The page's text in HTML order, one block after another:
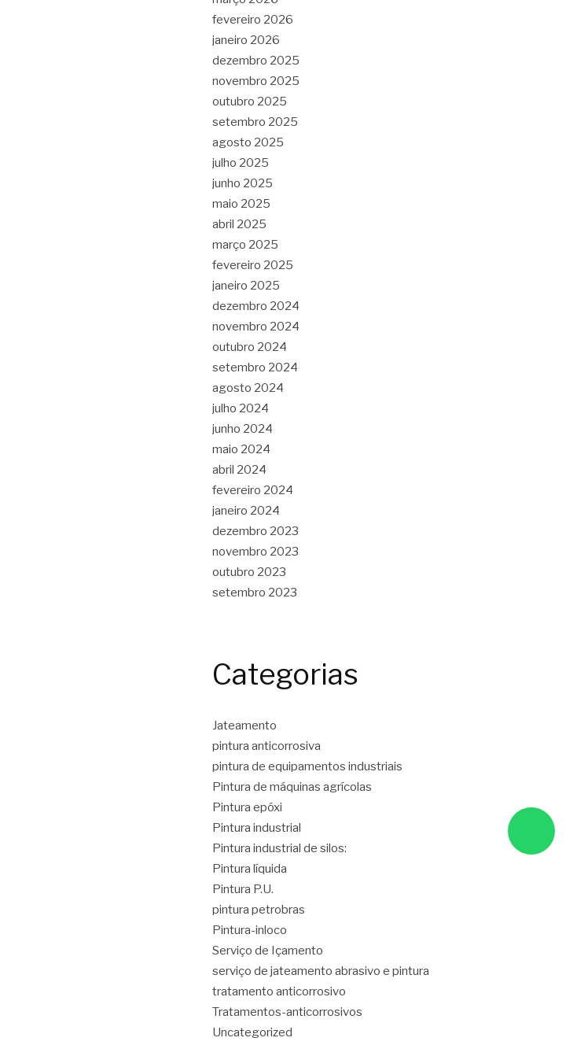
fevereiro 2026
janeiro 2026
dezembro 2025
novembro 2025
outubro 2025
setembro 2025
agosto 2025
julho 2025
junho 2025
maio 2025
abril 2025
março 2025
fevereiro 2025
janeiro 2025
dezembro 2024
novembro 2024
outubro 2024
setembro 2024
agosto 2024
julho 2024
junho 2024
maio 2024
abril 2024
fevereiro 2024
janeiro 2024
dezembro 2023
novembro 2023
outubro 2023
setembro 2023
Categorias
Jateamento
pintura anticorrosiva
pintura de equipamentos industriais
Pintura de máquinas agrícolas
Pintura epóxi
Pintura industrial
Pintura industrial de silos:
Pintura líquida
Pintura P.U.
pintura petrobras
Pintura-inloco
Serviço de Içamento
serviço de jateamento abrasivo e pintura
tratamento anticorrosivo
Tratamentos-anticorrosivos
Uncategorized